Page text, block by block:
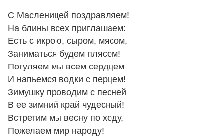
С Масленицей поздравляем!
На блины всех приглашаем:
Есть с икрою, сыром, мясом,
Заниматься будем плясом!
Погуляем мы всем сердцем
И напьемся водки с перцем!
Зимушку проводим с песней
В её зимний край чудесный!
Встретим мы весну по ходу,
Пожелаем мир народу!